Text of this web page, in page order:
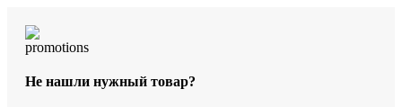
StoneWood
Бравес
SW
Не нашли нужный товар?